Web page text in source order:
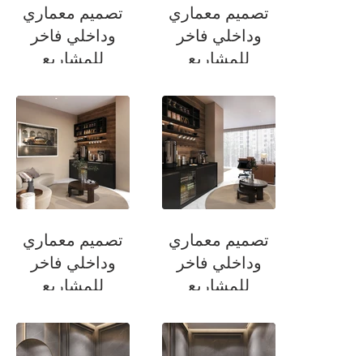
تصميم معماري
وداخلي فاخر
للمشاريع
غرفة المكتب في
المنزل
تصميم معماري
وداخلي فاخر
للمشاريع
غرفة المكتب في
المنزل
تصميم معماري
وداخلي فاخر
للمشاريع
غرفة المكتب في
المنزل
تصميم معماري
وداخلي فاخر
للمشاريع
غرفة المكتب في
المنزل